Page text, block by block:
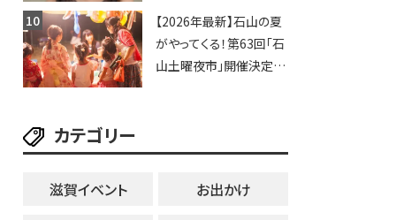
ソングライターによるライ
ブなど。【和邇ふれあい夏
祭り】
【2026年最新】石山の夏
がやってくる！第63回「石
山土曜夜市」開催決定！
カテゴリー
滋賀イベント
お出かけ